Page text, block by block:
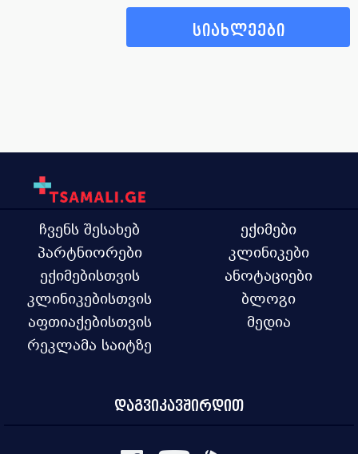
სიახლეები
ჩვენს შესახებ
პარტნიორები
ექიმებისთვის
კლინიკებისთვის
აფთიაქებისთვის
რეკლამა საიტზე
ექიმები
კლინიკები
ანოტაციები
ბლოგი
მედია
დაგვიკავშირდით